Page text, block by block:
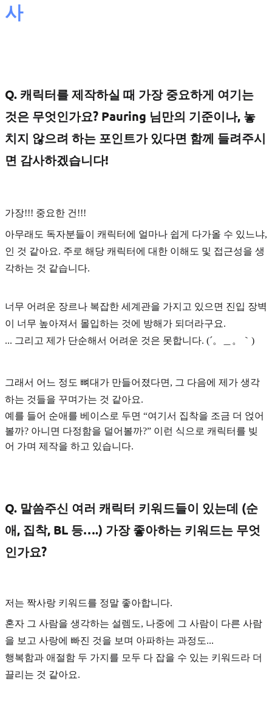
사
Q. 캐릭터를 제작하실 때 가장 중요하게 여기는
것은 무엇인가요? Pauring 님만의 기준이나, 놓
치지 않으려 하는 포인트가 있다면 함께 들려주시
면 감사하겠습니다!
가장!!! 중요한 건!!!
아무래도 독자분들이 캐릭터에 얼마나 쉽게 다가올 수 있느냐,
인 것 같아요. 주로 해당 캐릭터에 대한 이해도 및 접근성을 생
각하는 것 같습니다.
너무 어려운 장르나 복잡한 세계관을 가지고 있으면 진입 장벽
이 너무 높아져서 몰입하는 것에 방해가 되더라구요.
... 그리고 제가 단순해서 어려운 것은 못합니다. (´。＿。｀)
그래서 어느 정도 뼈대가 만들어졌다면, 그 다음에 제가 생각
하는 것들을 꾸며가는 것 같아요.
예를 들어 순애를 베이스로 두면 “여기서 집착을 조금 더 얹어
볼까? 아니면 다정함을 덜어볼까?” 이런 식으로 캐릭터를 빚
어 가며 제작을 하고 있습니다.
Q. 말씀주신 여러 캐릭터 키워드들이 있는데 (순
애, 집착, BL 등….) 가장 좋아하는 키워드는 무엇
인가요?
저는 짝사랑 키워드를 정말 좋아합니다.
혼자 그 사람을 생각하는 설렘도, 나중에 그 사람이 다른 사람
을 보고 사랑에 빠진 것을 보며 아파하는 과정도...
행복함과 애절함 두 가지를 모두 다 잡을 수 있는 키워드라 더
끌리는 것 같아요.